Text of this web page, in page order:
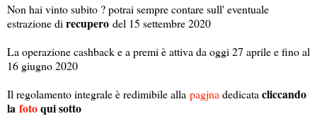
Non hai vinto subito ? potrai sempre contare sull' eventuale
estrazione di recupero del 15 settembre 2020
La operazione cashback e a premi è attiva da oggi 27 aprile e fino al
16 giugno 2020
Il regolamento integrale è redimibile alla pagjna dedicata cliccando
la fotoqui sotto